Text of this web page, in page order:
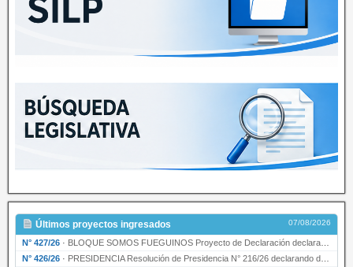
Últimos proyectos ingresados 07/08/2026
N° 427/26 · BLOQUE SOMOS FUEGUINOS Proyecto de Declaración declarando de interés provincial PRESIDENCI…
N° 426/26 · PRESIDENCIA Resolución de Presidencia N° 216/26 declarando de interés provincial la labor …